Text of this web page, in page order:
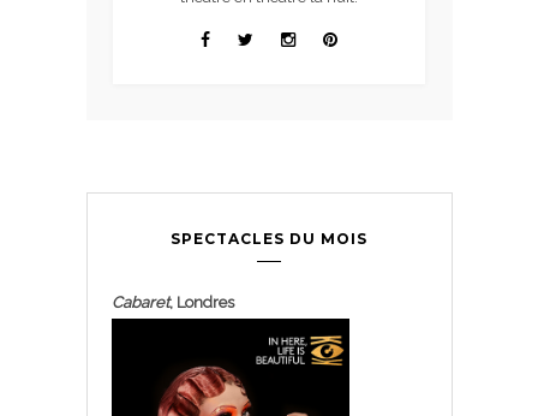
SPECTACLES DU MOIS
Cabaret, Londres